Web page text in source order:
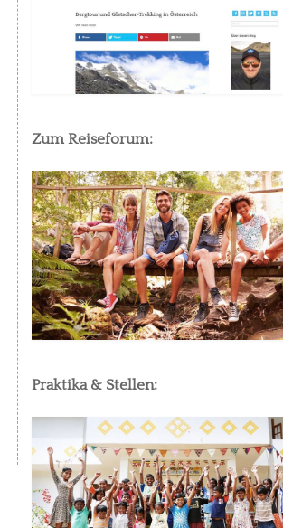
Zum Reiseforum:
Praktika & Stellen: